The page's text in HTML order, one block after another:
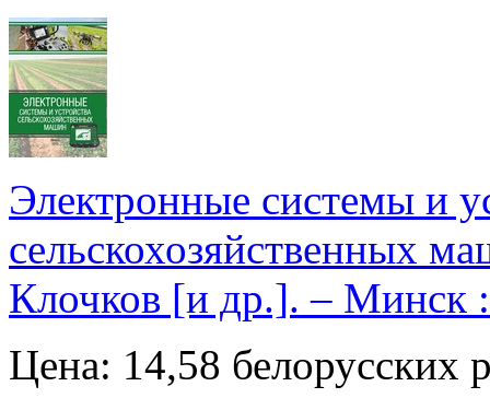
Электронные системы и
сельскохозяйственных
Клочков [и др.]. –
Цена: 14,58 белорусских